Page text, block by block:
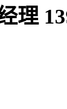
理